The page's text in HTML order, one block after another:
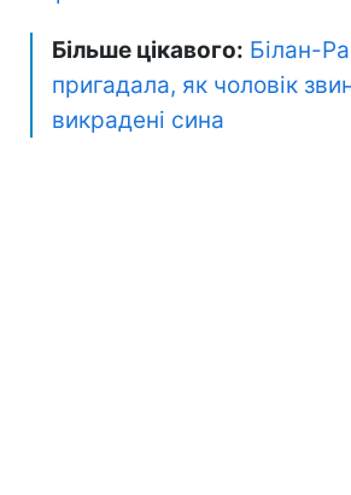
Більше цікавого: Білан-
пригадала, як чоловік
викрадені сина